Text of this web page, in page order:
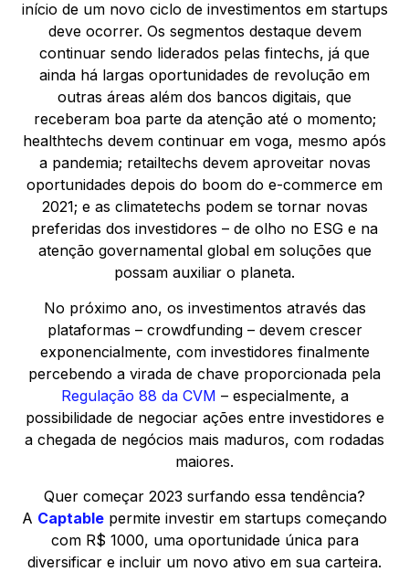
início de um novo ciclo de investimentos em startups
deve ocorrer. Os segmentos destaque devem
continuar sendo liderados pelas fintechs, já que
ainda há largas oportunidades de revolução em
outras áreas além dos bancos digitais, que
receberam boa parte da atenção até o momento;
healthtechs devem continuar em voga, mesmo após
a pandemia; retailtechs devem aproveitar novas
oportunidades depois do boom do e-commerce em
2021; e as climatetechs podem se tornar novas
preferidas dos investidores – de olho no ESG e na
atenção governamental global em soluções que
possam auxiliar o planeta.
No próximo ano, os investimentos através das
plataformas – crowdfunding – devem crescer
exponencialmente, com investidores finalmente
percebendo a virada de chave proporcionada pela
Regulação 88 da CVM – especialmente, a
possibilidade de negociar ações entre investidores e
a chegada de negócios mais maduros, com rodadas
maiores.
Quer começar 2023 surfando essa tendência?
A Captable permite investir em startups começando
com R$ 1000, uma oportunidade única para
diversificar e incluir um novo ativo em sua carteira.